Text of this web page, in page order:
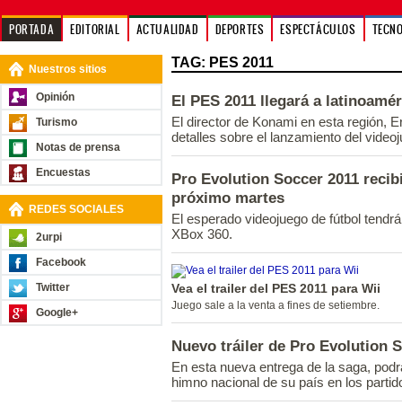
PORTADA EDITORIAL ACTUALIDAD DEPORTES ESPECTÁCULOS
Nuestros sitios
Opinión
Turismo
Notas de prensa
Encuestas
REDES SOCIALES
2urpi
Facebook
Twitter
Google+
TAG: PES 2011
El PES 2011 llegará a
El director de Konami en esta región,
detalles sobre el lanzamiento del
Pro Evolution Soccer 2011
próximo martes
El esperado videojuego de fútbol
XBox 360.
Vea el trailer del PES 2011 para Wii
Juego sale a la venta a fines de setiembre.
Nuevo tráiler de Pro Evolution
En esta nueva entrega de la saga,
himno nacional de su país en los